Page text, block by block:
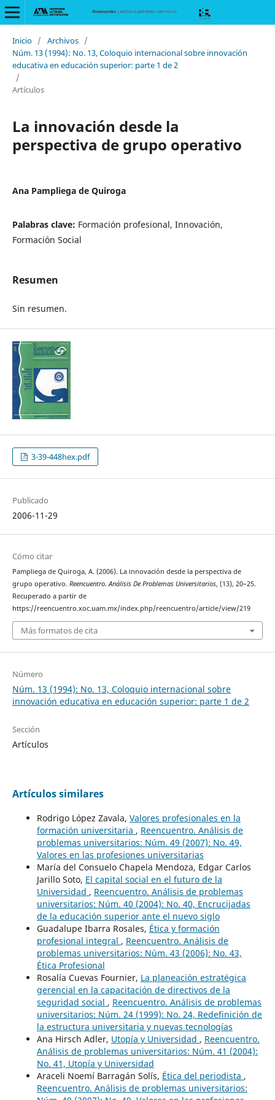
Inicio / Archivos /
Núm. 13 (1994): No. 13, Coloquio internacional sobre innovación
educativa en educación superior: parte 1 de 2
/
Artículos
La innovación desde la
perspectiva de grupo operativo
Ana Pampliega de Quiroga
Palabras clave: Formación profesional, Innovación,
Formación Social
Resumen
Sin resumen.
3-39-448hex.pdf
Publicado
2006-11-29
Cómo citar
Pampliega de Quiroga, A. (2006). La innovación desde la perspectiva de
grupo operativo. Reencuentro. Análisis De Problemas Universitarios, (13), 20–25.
Recuperado a partir de
https://reencuentro.xoc.uam.mx/index.php/reencuentro/article/view/219
Más formatos de cita
Número
Núm. 13 (1994): No. 13, Coloquio internacional sobre
innovación educativa en educación superior: parte 1 de 2
Sección
Artículos
Artículos similares
Rodrigo López Zavala, Valores profesionales en la
formación universitaria , Reencuentro. Análisis de
problemas universitarios: Núm. 49 (2007): No. 49,
Valores en las profesiones universitarias
María del Consuelo Chapela Mendoza, Edgar Carlos
Jarillo Soto, El capital social en el futuro de la
Universidad , Reencuentro. Análisis de problemas
universitarios: Núm. 40 (2004): No. 40, Encrucijadas
de la educación superior ante el nuevo siglo
Guadalupe Ibarra Rosales, Ética y formación
profesional integral , Reencuentro. Análisis de
problemas universitarios: Núm. 43 (2006): No. 43,
Ética Profesional
Rosalía Cuevas Fournier, La planeación estratégica
gerencial en la capacitación de directivos de la
seguridad social , Reencuentro. Análisis de problemas
universitarios: Núm. 24 (1999): No. 24, Redefinición de
la estructura universitaria y nuevas tecnologías
Ana Hirsch Adler, Utopía y Universidad , Reencuentro.
Análisis de problemas universitarios: Núm. 41 (2004):
No. 41, Utopía y Universidad
Araceli Noemí Barragán Solís, Ética del periodista ,
Reencuentro. Análisis de problemas universitarios: